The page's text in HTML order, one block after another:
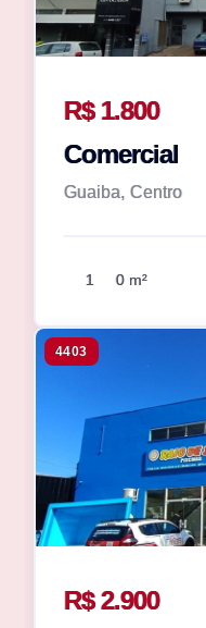
R$ 1.800
Comercial
Guaiba, Centro
1 0 m²
4403
R$ 2.900